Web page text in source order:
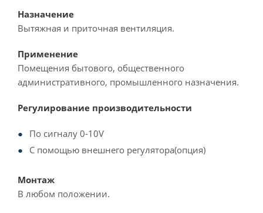
Назначение
Вытяжная и приточная вентиляция.
Применение
Помещения бытового, общественного
административного, промышленного назначения.
Регулирование производительности
По сигналу 0-10V
С помощью внешнего регулятора(опция)
Монтаж
В любом положении.